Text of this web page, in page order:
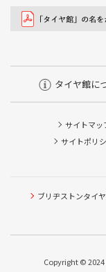
タイヤ館に
サイトマッ
サイトポリ
ブリヂストンタイ
Copyright ©
タイヤ点検・
ピット作業の
本日のタイヤ